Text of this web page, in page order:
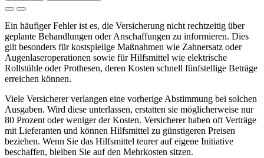
Ein häufiger Fehler ist es, die Versicherung nicht rechtzeitig über
geplante Behandlungen oder Anschaffungen zu informieren. Dies
gilt besonders für kostspielige Maßnahmen wie Zahnersatz oder
Augenlaseroperationen sowie für Hilfsmittel wie elektrische
Rollstühle oder Prothesen, deren Kosten schnell fünfstellige Beträge
erreichen können.
Viele Versicherer verlangen eine vorherige Abstimmung bei solchen
Ausgaben. Wird diese unterlassen, erstatten sie möglicherweise nur
80 Prozent oder weniger der Kosten. Versicherer haben oft Verträge
mit Lieferanten und können Hilfsmittel zu günstigeren Preisen
beziehen. Wenn Sie das Hilfsmittel teurer auf eigene Initiative
beschaffen, bleiben Sie auf den Mehrkosten sitzen.